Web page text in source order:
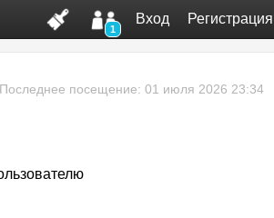
1
Вход Регистрация
Последнее посещение: 01 июля 2026 23:34